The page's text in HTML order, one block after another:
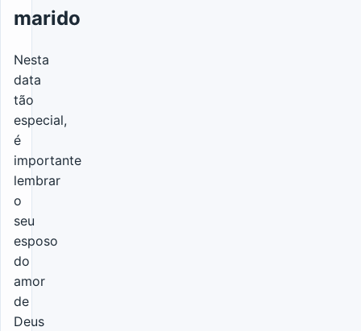
marido
Nesta
data
tão
especial,
é
importante
lembrar
o
seu
esposo
do
amor
de
Deus